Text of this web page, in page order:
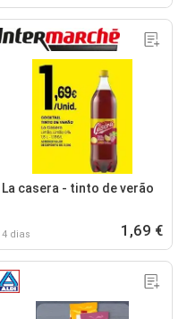
La casera - tinto de verão
4 dias 1,69 €